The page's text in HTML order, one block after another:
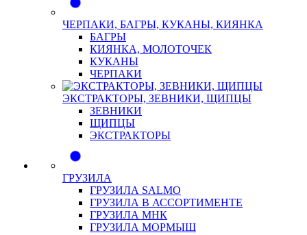
ЧЕРПАКИ, БАГРЫ, КУКАНЫ, КИЯНКА
БАГРЫ
КИЯНКА, МОЛОТОЧЕК
КУКАНЫ
ЧЕРПАКИ
ЭКСТРАКТОРЫ, ЗЕВНИКИ, ЩИПЦЫ
ЗЕВНИКИ
ЩИПЦЫ
ЭКСТРАКТОРЫ
ГРУЗИЛА
ГРУЗИЛА SALMO
ГРУЗИЛА В АССОРТИМЕНТЕ
ГРУЗИЛА МНК
ГРУЗИЛА МОРМЫШ